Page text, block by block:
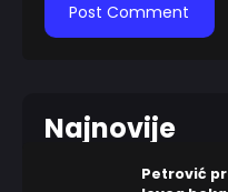
Najnovije
Petrović